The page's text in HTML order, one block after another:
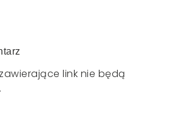
link nie będą